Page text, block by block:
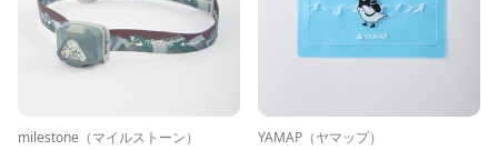
milestone（マイルストーン） YAMAP（ヤマップ）